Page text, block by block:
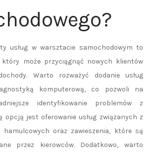
usług w warsztacie samochodowym to
który może przyciągnąć nowych klientów
Warto rozważyć dodanie usług
komputerową, co pozwoli na
identyfikowanie problemów z
opcją jest oferowanie usług związanych z
hamulcowych oraz zawieszenia, które są
przez kierowców. Dodatkowo, warto